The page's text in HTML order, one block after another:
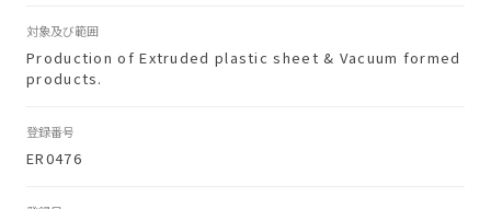
対象及び範囲
Production of Extruded plastic sheet & Vacuum formed
products.
登録番号
ER0476